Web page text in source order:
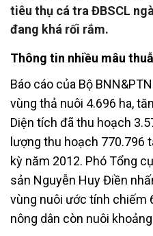
tiêu thụ cá tra ĐBSCL
đang khá rối rắm.
Thông tin nhiều mâu
Báo cáo của Bộ
vùng thả nuôi 4.696 ha,
Diện tích đã thu hoạch
lượng thu hoạch 770.796
kỳ năm 2012. Phó Tổng
sản Nguyễn Huy Điền
vùng nuôi ước tính chiếm
nông dân còn nuôi khoảng